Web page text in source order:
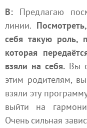
В: Предлагаю
линии.
себя такую роль,
которая
взяли на себя. Вы
этим родителям,
взяли эту
выйти на
Очень сильная